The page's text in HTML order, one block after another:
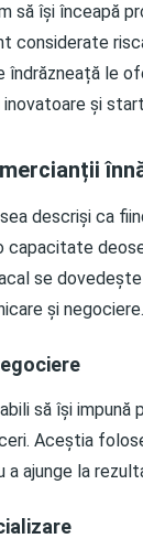
să își înceapă
considerate
îndrăzneață le
și
descriși ca
capacitate
se
și negociere.
să își
Aceștia
a ajunge la